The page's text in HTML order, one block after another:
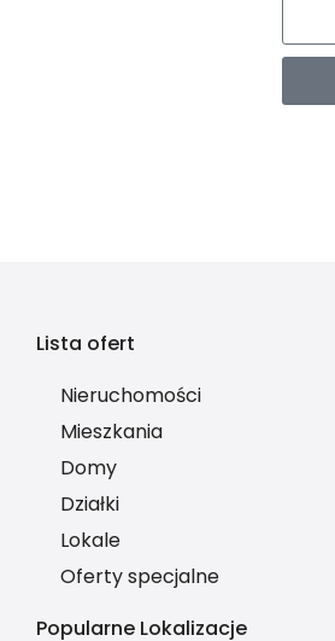
Lista ofert
Nieruchomości
Mieszkania
Domy
Działki
Lokale
Oferty specjalne
Popularne Lokalizacje